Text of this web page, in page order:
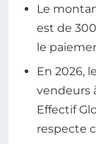
Le
est de
le
En 2026,
vendeurs
Effectif
respecte